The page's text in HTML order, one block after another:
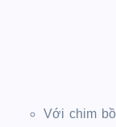
Với chim